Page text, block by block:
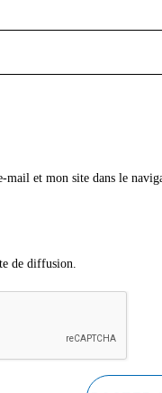
et mon site dans le
de diffusion.